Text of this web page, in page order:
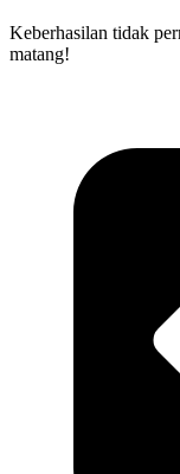
Keberhasilan tidak
matang!